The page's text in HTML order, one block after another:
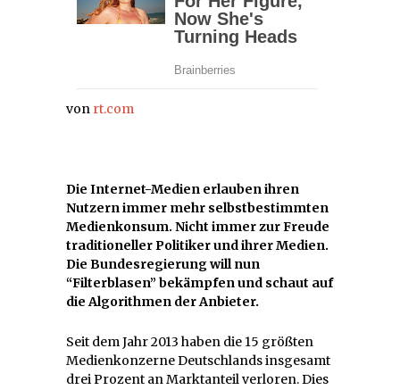
von rt.com
Die Internet-Medien erlauben ihren
Nutzern immer mehr selbstbestimmten
Medienkonsum. Nicht immer zur Freude
traditioneller Politiker und ihrer Medien.
Die Bundesregierung will nun
“Filterblasen” bekämpfen und schaut auf
die Algorithmen der Anbieter.
Seit dem Jahr 2013 haben die 15 größten
Medienkonzerne Deutschlands insgesamt
drei Prozent an Marktanteil verloren. Dies